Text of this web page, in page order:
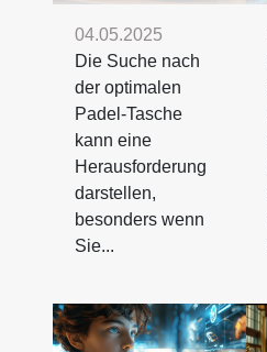
04.05.2025
Die Suche nach
der optimalen
Padel-Tasche
kann eine
Herausforderung
darstellen,
besonders wenn
Sie...